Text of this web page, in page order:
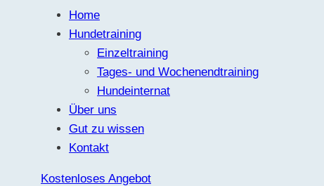
Home
Hundetraining
Einzeltraining
Tages- und Wochenendtraining
Hundeinternat
Über uns
Gut zu wissen
Kontakt
Kostenloses Angebot